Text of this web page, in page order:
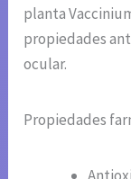
planta
propiedades
ocular.
Propiedades